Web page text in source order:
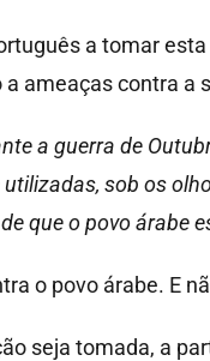
a tomar
ameaças contra
a guerra de
sob os
que o povo árabe
o povo árabe. E
seja tomada, a